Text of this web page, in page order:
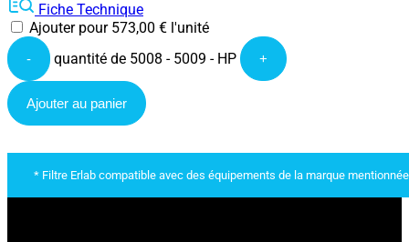
Fiche Technique
Ajouter pour 573,00 € l'unité
- quantité de 5008 - 5009 - HP +
Ajouter au panier
* Filtre Erlab compatible avec des équipements de la marque